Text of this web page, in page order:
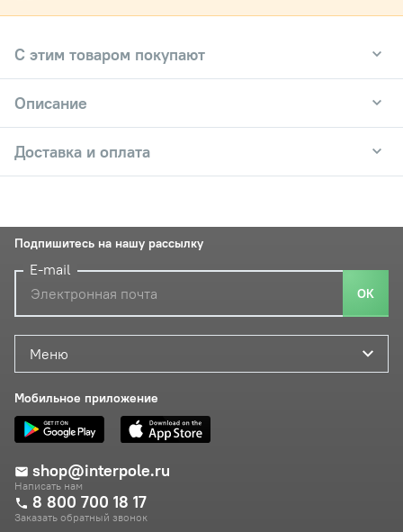
С этим товаром покупают
Описание
Доставка и оплата
Меню
Мобильное приложение
shop@interpole.ru
Написать нам
8 800 700 18 17
Заказать обратный звонок
Подпишитесь на нашу рассылку
E-mail
ОК